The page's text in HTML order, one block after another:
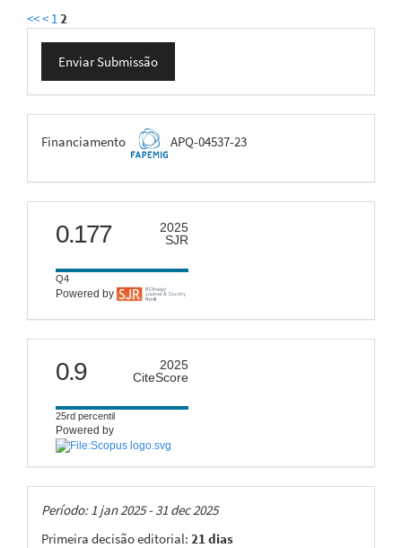
<<< 12
Enviar
Submissão
Enviar Submissão
FAPEMIG
Financiamento APQ-04537-23
scimago
0.177
2025
SJR
Q4
Powered by
citescore
0.9
2025
CiteScore
25rd percentil
Powered by
Taxas
Período: 1 jan 2025 - 31 dec 2025
Primeira decisão editorial: 21 dias